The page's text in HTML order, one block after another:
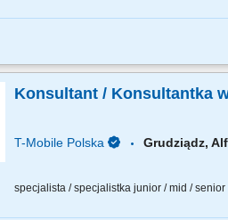
Zadania, które na Ciebie czekają: 50%
Konsultant / Konsultantka
T-Mobile Polska Grudziądz,
specjalista / specjalistka junior / mid / senior